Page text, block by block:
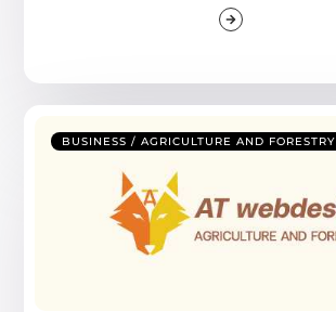
BUSINESS / AGRICULTURE AND FORESTRY